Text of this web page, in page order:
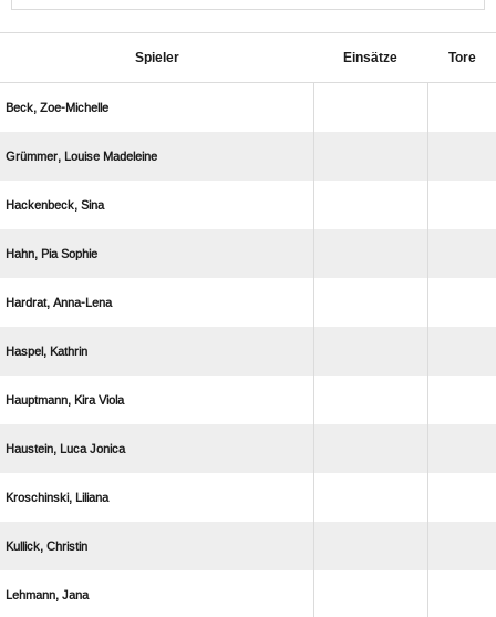
Spieler Einsätze Tore
 
  
 
  
 
 
  
  
 
 
 